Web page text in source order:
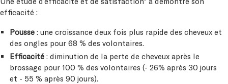
efficacité :
Pousse : une croissance deux fois plus rapide des cheveux et
des ongles pour 68 % des volontaires.
Efficacité : diminution de la perte de cheveux après le
brossage pour 100 % des volontaires (- 26% après 30 jours
et - 55 % après 90 jours).